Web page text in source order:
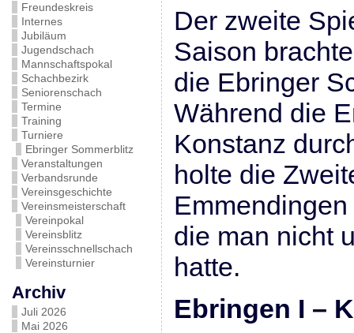
Freundeskreis
Internes
Jubiläum
Jugendschach
Mannschaftspokal
Schachbezirk
Seniorenschach
Termine
Training
Turniere
Ebringer Sommerblitz
Veranstaltungen
Verbandsrunde
Vereinsgeschichte
Vereinsmeisterschaft
Vereinpokal
Vereinsblitz
Vereinsschnellschach
Vereinsturnier
Archiv
Juli 2026
Mai 2026
Der zweite
Saison
die Ebringer
Während die
Konstanz
holte die
die man nicht
hatte.
Ebringen I –